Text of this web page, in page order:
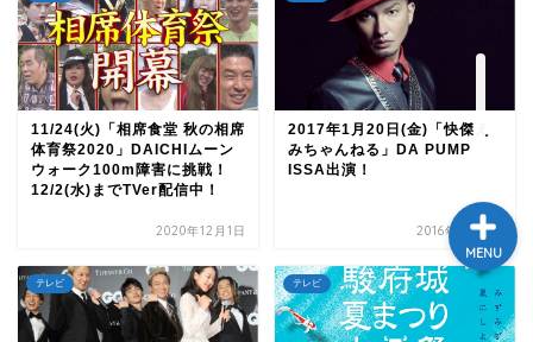
11/24(火)「相席食堂 秋の相席
体育祭2020」DAICHIムーン
ウォーク100m障害に挑戦！
12/2(水)までTVer配信中！
2020年12月1日
2017年1月20日(金)「快傑え
みちゃんねる」DA PUMP
ISSA出演！
2016年11月3日
テレビ テレビ
MENU
～DA PUMP YORIの晴れ
ばれラジオ～
ライブ・イベント